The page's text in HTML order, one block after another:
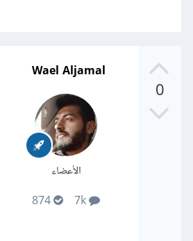
0
Wael Aljamal
الأعضاء